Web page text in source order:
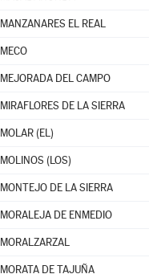
MANZANARES EL REAL
MECO
MEJORADA DEL CAMPO
MIRAFLORES DE LA SIERRA
MOLAR (EL)
MOLINOS (LOS)
MONTEJO DE LA SIERRA
MORALEJA DE ENMEDIO
MORALZARZAL
MORATA DE TAJUÑA